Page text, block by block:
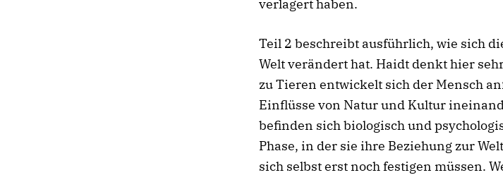
verlagert haben.
Teil 2 beschreibt ausführlich, wie sich
Welt verändert hat. Haidt denkt hier
zu Tieren entwickelt sich der Mensch
Einflüsse von Natur und Kultur
befinden sich biologisch und
Phase, in der sie ihre Beziehung zur
sich selbst erst noch festigen müssen.